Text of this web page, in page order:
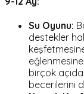
Su Oyunu:
destekler
birçok
becerilerini